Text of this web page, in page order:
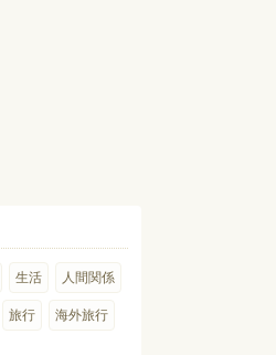
生活 人間関係
旅行 海外旅行